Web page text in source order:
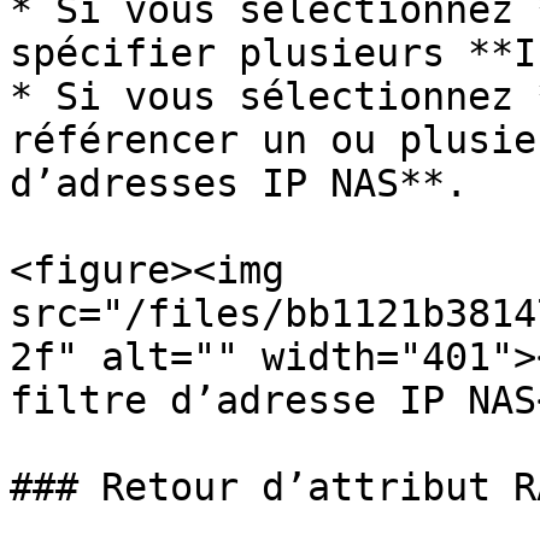
* Si vous sélectionnez
spécifier plusieurs
* Si vous sélectionnez
référencer un ou
d’adresses IP NAS**.
<figure><img
src="/files/
2f" alt=""
filtre d’adresse IP
### Retour d’attribut